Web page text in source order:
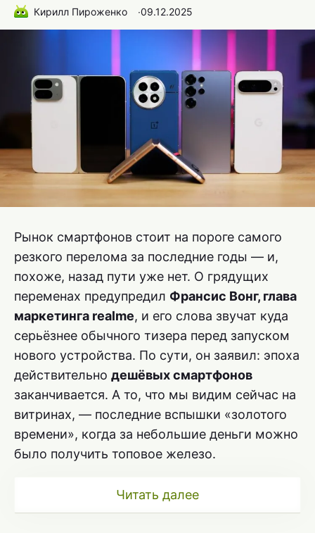
Кирилл Пироженко ∙09.12.2025
Рынок смартфонов стоит на пороге самого
резкого перелома за последние годы — и,
похоже, назад пути уже нет. О грядущих
переменах предупредил Франсис Вонг, глава
маркетинга realme, и его слова звучат куда
серьёзнее обычного тизера перед запуском
нового устройства. По сути, он заявил: эпоха
действительно дешёвых смартфонов
заканчивается. А то, что мы видим сейчас на
витринах, — последние вспышки «золотого
времени», когда за небольшие деньги можно
было получить топовое железо.
Читать далее